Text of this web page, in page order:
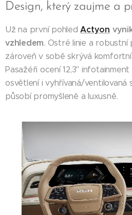
Design, který zaujme a
Už na první pohledActyon
vzhledem. Ostré linie a
zároveň v sobě skrývá
Pasažéři ocení 12,3"
osvětlení i vyhřívaná/ventilovaná
působí promyšleně a luxusně.